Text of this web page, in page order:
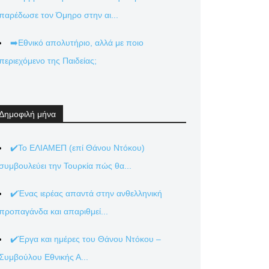
τον Όμηρο στην αι...
➡️Εθνικό απολυτήριο, αλλά με ποιο
της Παιδείας;
μήνα
✔️Το ΕΛΙΑΜΕΠ (επί Θάνου Ντόκου)
την Τουρκία πώς θα...
✔️Ένας ιερέας απαντά στην ανθελληνική
και απαριθμεί...
✔️Έργα και ημέρες του Θάνου Ντόκου –
Εθνικής Α...